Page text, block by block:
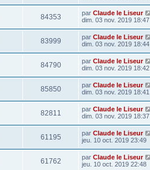
84353 par Claude le Liseur
dim. 03 nov. 2019 18:47
83999 par Claude le Liseur
dim. 03 nov. 2019 18:44
84790 par Claude le Liseur
dim. 03 nov. 2019 18:42
85850 par Claude le Liseur
dim. 03 nov. 2019 18:41
82811 par Claude le Liseur
dim. 03 nov. 2019 18:37
61195 par Claude le Liseur
jeu. 10 oct. 2019 23:49
61762 par Claude le Liseur
jeu. 10 oct. 2019 22:48